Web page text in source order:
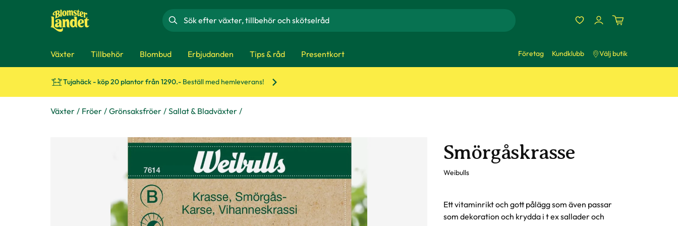
Sök
Växter Tillbehör Blombud Erbjudanden Tips & råd Presentkort Företag Kundklubb Välj butik
Tujahäck - köp 20 plantor från 1290.- Beställ med hemleverans!
Växter Fröer Grönsaksfröer Sallat & Bladväxter
Smörgåskrasse
Weibulls
Ett vitaminrikt och gott pålägg som även passar
som dekoration och krydda i t ex sallader och